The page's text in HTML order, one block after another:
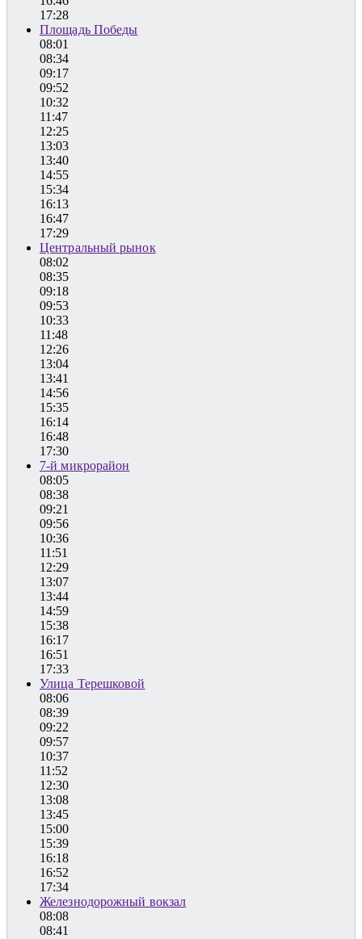
17:28
Площадь Победы
08:01
08:34
09:17
09:52
10:32
11:47
12:25
13:03
13:40
14:55
15:34
16:13
16:47
17:29
Центральный рынок
08:02
08:35
09:18
09:53
10:33
11:48
12:26
13:04
13:41
14:56
15:35
16:14
16:48
17:30
7-й микрорайон
08:05
08:38
09:21
09:56
10:36
11:51
12:29
13:07
13:44
14:59
15:38
16:17
16:51
17:33
Улица Терешковой
08:06
08:39
09:22
09:57
10:37
11:52
12:30
13:08
13:45
15:00
15:39
16:18
16:52
17:34
Железнодорожный вокзал
08:08
08:41